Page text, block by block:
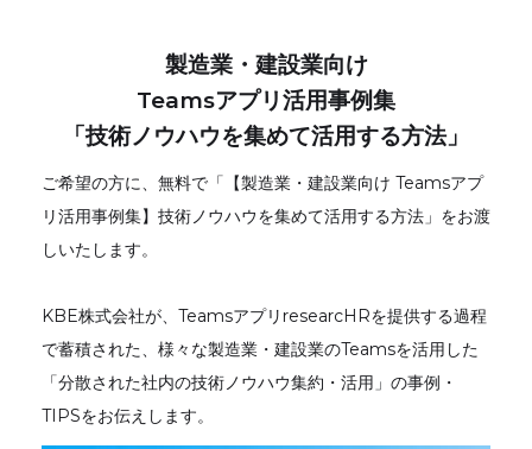
製造業・建設業向け
Teamsアプリ活用事例集
「技術ノウハウを集めて活用する方法」
ご希望の方に、無料で「【製造業・建設業向け Teamsアプ
リ活用事例集】技術ノウハウを集めて活用する方法」をお渡
しいたします。
KBE株式会社が、TeamsアプリresearcHRを提供する過程
で蓄積された、様々な製造業・建設業のTeamsを活用した
「分散された社内の技術ノウハウ集約・活用」の事例・
TIPSをお伝えします。